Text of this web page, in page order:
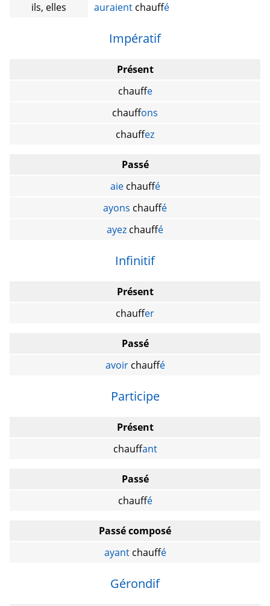
ils, elles
auraient chauffé
Impératif
Présent
chauffe
chauffons
chauffez
Passé
aiechauffé
ayons chauffé
ayez chauffé
Infinitif
Présent
chauffer
Passé
avoirchauffé
Participe
Présent
chauffant
Passé
chauffé
Passé composé
ayantchauffé
Gérondif